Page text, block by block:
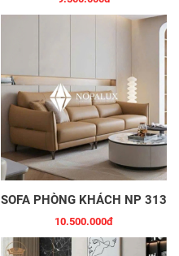
SOFA PHÒNG KHÁCH NP 313
10.500.000đ